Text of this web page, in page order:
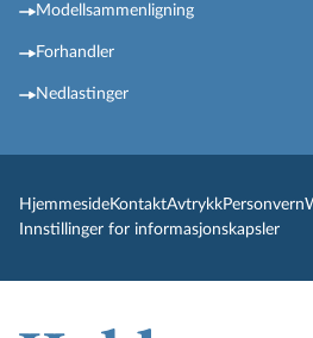
Modellsammenligning
Forhandler
Nedlastinger
HjemmesideKontaktAvtrykkPersonvern
Innstillinger for informasjonskapsler